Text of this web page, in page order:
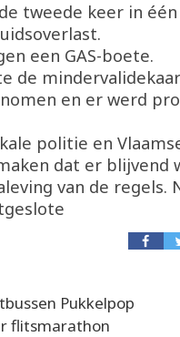
tweede keer in
een GAS-boete.
de
en er werd
politie en
dat er blijvend
van de regels.
Pukkelpop
flitsmarathon